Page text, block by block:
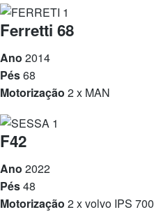
Ferretti 68
Ano 2014
Pés68
Motorização 2 x MAN
F42
Ano 2022
Pés48
Motorização 2 x volvo IPS 700